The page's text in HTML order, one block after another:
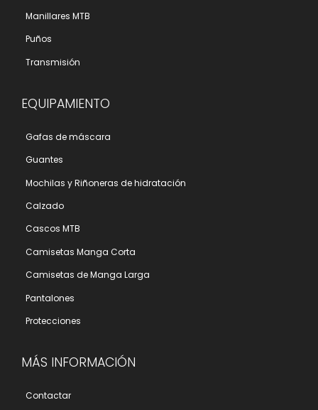
Manillares MTB
Puños
Transmisión
EQUIPAMIENTO
Gafas de máscara
Guantes
Mochilas y Riñoneras de hidratación
Calzado
Cascos MTB
Camisetas Manga Corta
Camisetas de Manga Larga
Pantalones
Protecciones
MÁS INFORMACIÓN
Contactar